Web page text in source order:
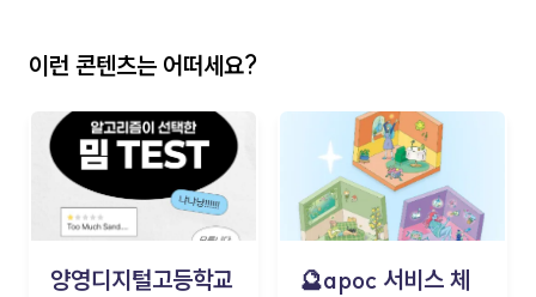
이런 콘텐츠는 어떠세요?
양영디지털고등학교
🔮apoc 서비스 체